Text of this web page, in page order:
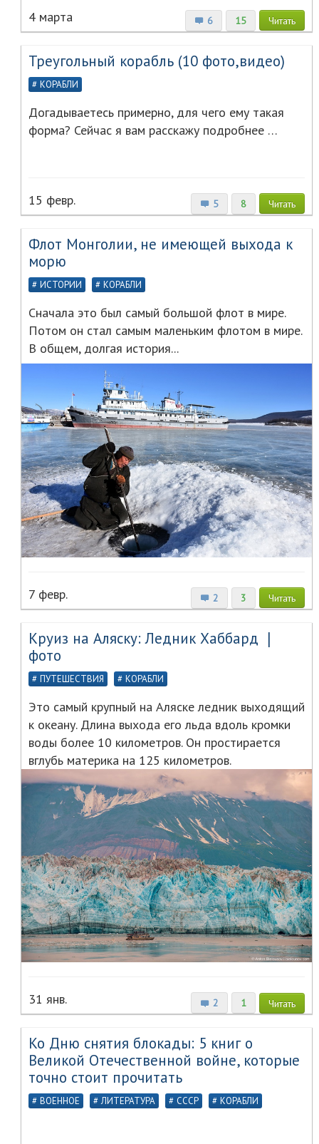
6 15 Читать
4 марта
Треугольный корабль (10 фото,видео)
КОРАБЛИ
Догадываетесь примерно, для чего ему такая
форма? Сейчас я вам расскажу подробнее …
5 8 Читать
15 февр.
Флот Монголии, не имеющей выхода к
морю
ИСТОРИИ КОРАБЛИ
Сначала это был самый большой флот в мире.
Потом он стал самым маленьким флотом в мире.
В общем, долгая история...
2 3 Читать
7 февр.
Круиз на Аляску: Ледник Хаббард ❘
фото
ПУТЕШЕСТВИЯ КОРАБЛИ
Это самый крупный на Аляске ледник выходящий
к океану. Длина выхода его льда вдоль кромки
воды более 10 километров. Он простирается
вглубь материка на 125 километров.
2 1 Читать
31 янв.
Ко Дню снятия блокады: 5 книг о
Великой Отечественной войне, которые
точно стоит прочитать
ВОЕННОЕ ЛИТЕРАТУРА СССР КОРАБЛИ